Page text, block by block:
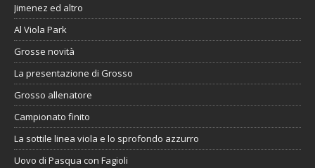
Jimenez ed altro
Al Viola Park
Grosse novità
La presentazione di Grosso
Grosso allenatore
Campionato finito
La sottile linea viola e lo sprofondo azzurro
Uovo di Pasqua con Fagioli